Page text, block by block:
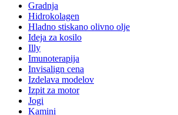
Gradnja
Hidrokolagen
Hladno stiskano olivno olje
Ideja za kosilo
Illy
Imunoterapija
Invisalign cena
Izdelava modelov
Izpit za motor
Jogi
Kamini